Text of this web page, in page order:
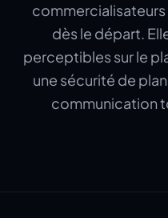
dès le départ.
perceptibles sur le
une sécurité de
communication